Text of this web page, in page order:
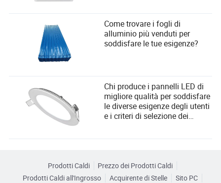
Come trovare i fogli di
alluminio più venduti per
soddisfare le tue esigenze?
Chi produce i pannelli LED di
migliore qualità per soddisfare
le diverse esigenze degli utenti
e i criteri di selezione dei
Prodotti Caldi
Prezzo dei Prodotti Caldi
Prodotti Caldi all'Ingrosso
Acquirente di Stelle Sito PC